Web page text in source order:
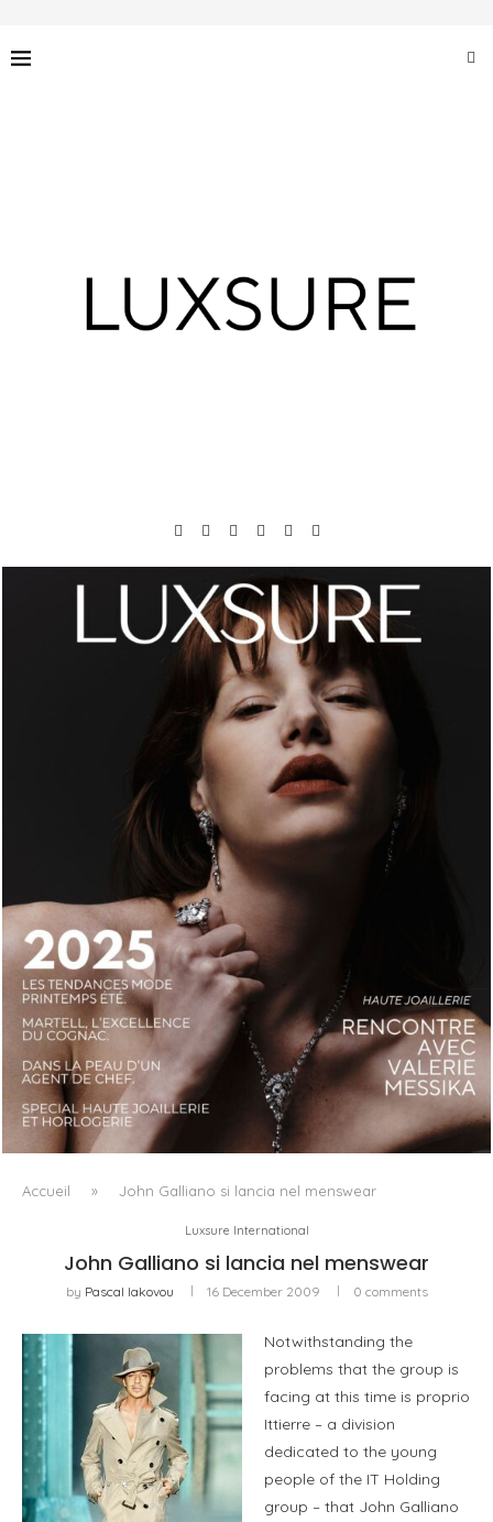
LUXSURE MAGAZINE SPRING-SUMMER 2025: A
MANIFESTO OF RADICAL BEAUTY AND EXCEPTIONAL
JEWELLERY...
Accueil » John Galliano si lancia nel menswear
Luxsure International
John Galliano si lancia nel menswear
by Pascal Iakovou 16 December 2009 0 comments
Notwithstanding the
problems that the group is
facing at this time is proprio
Ittierre – a division
dedicated to the young
people of the IT Holding
group – that John Galliano